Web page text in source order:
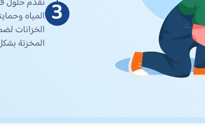
3 المياه
الخزانات
المخزنة